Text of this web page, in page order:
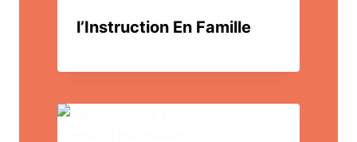
l’Instruction En Famille